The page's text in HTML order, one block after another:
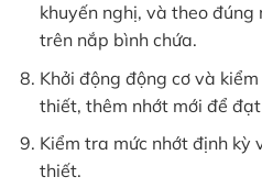
khuyến nghị, và theo
trên nắp bình chứa.
Khởi động động cơ và
thiết, thêm nhớt mới để
Kiểm tra mức nhớt định kỳ
thiết.